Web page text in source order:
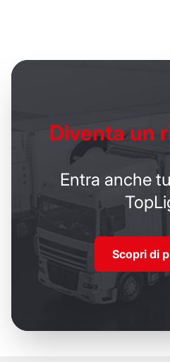
Diventa un
Entra anche
Scopri di